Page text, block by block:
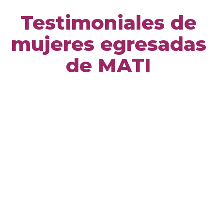
Testimoniales de
mujeres egresadas
de MATI